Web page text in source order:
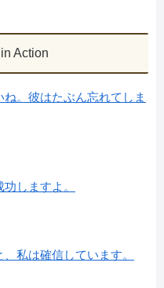
Action
。彼はたぶん忘れてしま
しますよ。
私は確信しています。